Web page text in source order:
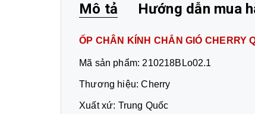
Mô tả Hướng dẫn mua
ỐP CHÂN KÍNH CHẮN GIÓ CHERRY
Mã sản phẩm: 210218BLo02.1
Thương hiệu: Cherry
Xuất xứ: Trung Quốc